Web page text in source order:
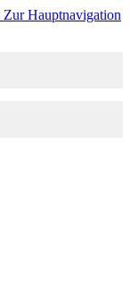
Zur Hauptnavigation